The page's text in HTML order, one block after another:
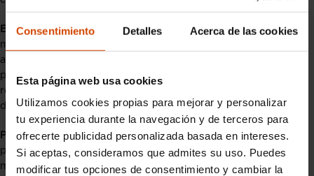
Consentimiento Detalles Acerca de las cookies
Esta página web usa cookies
Utilizamos cookies propias para mejorar y personalizar
tu experiencia durante la navegación y de terceros para
ofrecerte publicidad personalizada basada en intereses.
Si aceptas, consideramos que admites su uso. Puedes
modificar tus opciones de consentimiento y cambiar la
Emisiones de NOx: Los motores downsized pueden generar
mayores niveles de óxidos de nitrógeno (NOx) debido a las
altas temperaturas de combustión, estos contaminantes son
perjudiciales para el medio ambiente y la salud humana, y su
reducción puede requerir sistemas adicionales de tratamiento
de gases de escape.
Percepción del rendimiento: Algunos conductores pueden
percibir una falta de suavidad en la entrega de potencia de los
motores downsized, especialmente en comparación con los